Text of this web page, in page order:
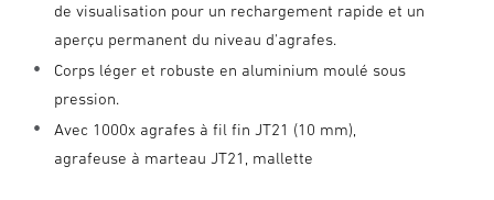
de visualisation pour un rechargement rapide et un
aperçu permanent du niveau d'agrafes.
Corps léger et robuste en aluminium moulé sous
pression.
Avec 1000x agrafes à fil fin JT21 (10 mm),
agrafeuse à marteau JT21, mallette